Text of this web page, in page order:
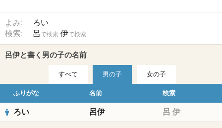
よみ:
ろい
検索:
呂 で検索 伊で検索
呂伊と書く男の子の名前
すべて 男の子 女の子
ふりがな 名前 検索
ろい 呂伊 呂 伊